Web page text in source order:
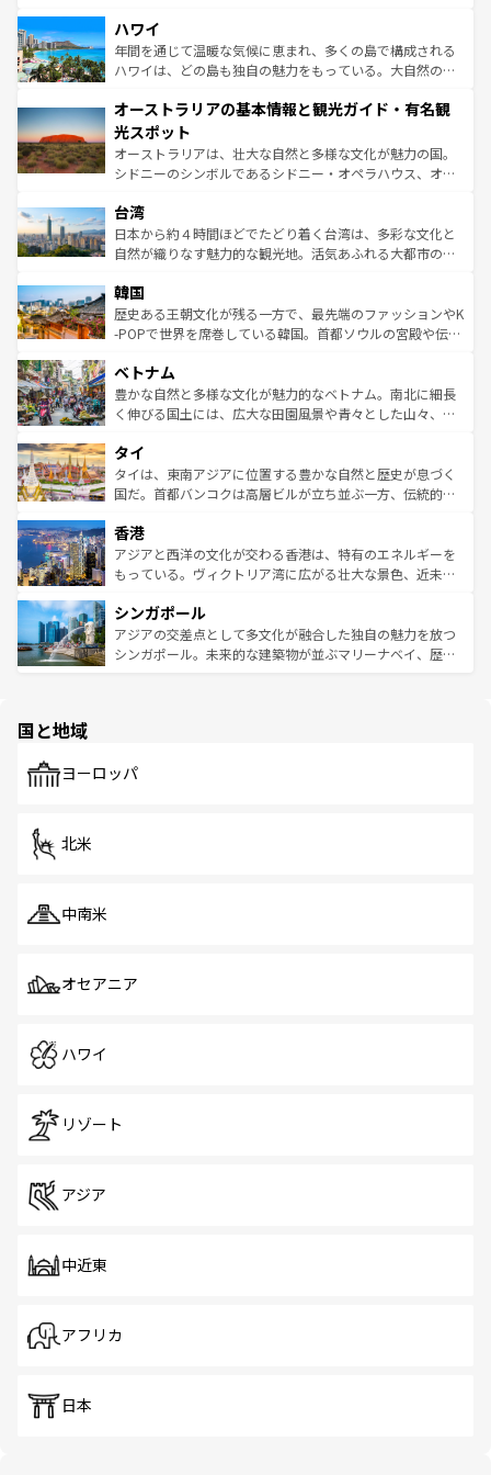
着のスイス情報は
のような巨大都市は、観光、ショッピング、エンターテイ
ンメントが詰まった刺激的なスポットだ。一方、アメリカ
西部には大自然が広がり、グランドキャニオンやイエロー
部のニューオーリンズでは、音楽と美食が融合した独特の
文化が魅力。旅行者はアメリカの各地域で異なる魅力を楽
しみながら、その多様性と豊かな歴史を感じることができ
るだろう。車でのロードトリップや列車の旅も、アメリカ
情報は
ハワイ
年間を通じて温暖な気候に恵まれ、多くの島で構成される
ハワイは、どの島も独自の魅力をもっている。大自然の神
ワイ島は見逃せない。また、定番の観光地といえばオアフ
島だが、静かな自然を求めるならマウイ島やカウアイ島が
おすすめ。エメラルドグリーンに輝く海をはじめ、豊かな
文化や歴史が息づいている。「アロハスピリット」と呼ば
人々、おいしいローカルフードやハワイアンミュージッ
ク、伝統的なフラダンスなど、すべてがハワイの魅力を彩
っている。訪れるたびに新しい発見と感動が待っているハ
はコンテンツ一覧
オーストラリアの基本情報と観光ガイド・有名観
光スポット
オーストラリアは、壮大な自然と多様な文化が魅力の国。
シドニーのシンボルであるシドニー・オペラハウス、オー
リアリーフや大陸中央部にそびえるウルル（エアーズロッ
ク）、タスマニアの美しい原生林やケアンズの熱帯雨林な
ど、見どころがたくさん。また、カフェやワイン、オージ
いる。アクティビティも充実しており、サーフィンやダイ
ビング、ハイキングなど、アウトドア好きにはたまらな
い。オーストラリアの多彩な魅力を存分に味わいつくそ
参照してほしい。
台湾
日本から約４時間ほどでたどり着く台湾は、多彩な文化と
自然が織りなす魅力的な観光地。活気あふれる大都市の台
ン）、静ひつな山岳地帯である台湾東部など、都市の喧騒
と山間の静けさが共存しており、訪れる人に新しい発見と
驚きをもたらしてくれる。また、奥深い台湾の食文化も魅
容にもいいと評判のスイーツなど、バラエティ豊かな料理
が味わえる。 なお、新着の台湾情報は コンテンツ一覧を参
照してほしい。
韓国
歴史ある王朝文化が残る一方で、最先端のファッションやK
-POPで世界を席巻している韓国。首都ソウルの宮殿や伝統
き、地方に足を延ばせば四季折々の自然美を楽しむことが
できる。そして、キムチや焼肉、絶品のストリートフード
まで、さまざまな韓国料理が待っている。夜には、韓国な
リティに包まれながら、韓国の多彩な魅力を心ゆくまで味
わってみてほしい。 なお、新着の韓国情報はコンテンツ一
覧を参照してほしい。
ベトナム
豊かな自然と多様な文化が魅力的なベトナム。南北に細長
く伸びる国土には、広大な田園風景や青々とした山々、世
急速な発展と共に伝統が息づく。ハノイの古い町並みやホ
ーチミン市のフランス統治時代の建物も、独特の雰囲気を
醸し出している。また、バラエティの豊かさとおいしさで
とつ。フォーやバインミー、ベトナムコーヒーなどは、ぜ
ひ現地で味わいたい。どの地域を訪れてもあたたかい人々
が旅行者を迎えてくれるので、きっと忘れられない旅にな
参照してほしい。
タイ
タイは、東南アジアに位置する豊かな自然と歴史が息づく
国だ。首都バンコクは高層ビルが立ち並ぶ一方、伝統的な
の活気が交差している。北部ではチェンマイなどの山岳地
帯で自然と触れ合い、南部ではプーケットやクラビの美し
いビーチでリゾート気分を楽しむことができる。タイ料理
激する。気候は一年中温暖で、どの季節にも異なる楽しみ
が待っている。親しみやすいタイの人々、仏教を中心とし
た文化、そして多様な観光資源が、訪れる旅人を魅了し続
香港
アジアと西洋の文化が交わる香港は、特有のエネルギーを
もっている。ヴィクトリア湾に広がる壮大な景色、近未来
み、どこを訪れても感動するはず。観光スポットが密集し
ており、効率よく見どころを回れるのも魅力。息をのむよ
うな絶景から文化的な体験まで、香港を存分に楽しみ尽く
シンガポール
アジアの交差点として多文化が融合した独自の魅力を放つ
シンガポール。未来的な建築物が並ぶマリーナベイ、歴史
で、ホーカーズは地元の風情を楽しめる外せないスポット
国と地域
ヨーロッパ
北米
中南米
オセアニア
ハワイ
リゾート
アジア
中近東
アフリカ
日本